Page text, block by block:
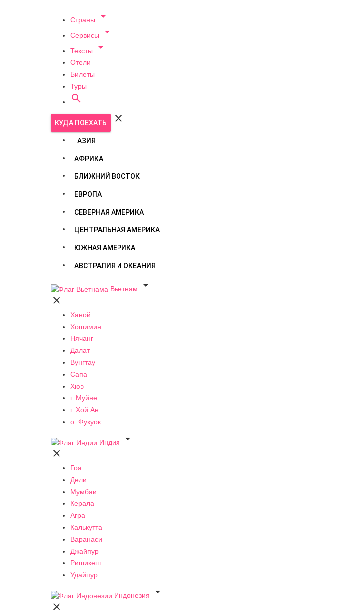
Страны 
Сервисы 
Тексты 
Отели
Билеты
Туры

КУДА ПОЕХАТЬ 
АЗИЯ
АФРИКА
БЛИЖНИЙ ВОСТОК
ЕВРОПА
СЕВЕРНАЯ АМЕРИКА
ЦЕНТРАЛЬНАЯ АМЕРИКА
ЮЖНАЯ АМЕРИКА
АВСТРАЛИЯ И ОКЕАНИЯ
Вьетнам


Ханой
Хошимин
Нячанг
Далат
Вунгтау
Сапа
Хюэ
г. Муйне
г. Хой Ан
о. Фукуок
Индия


Гоа
Дели
Мумбаи
Керала
Агра
Калькутта
Варанаси
Джайпур
Ришикеш
Удайпур
Индонезия

